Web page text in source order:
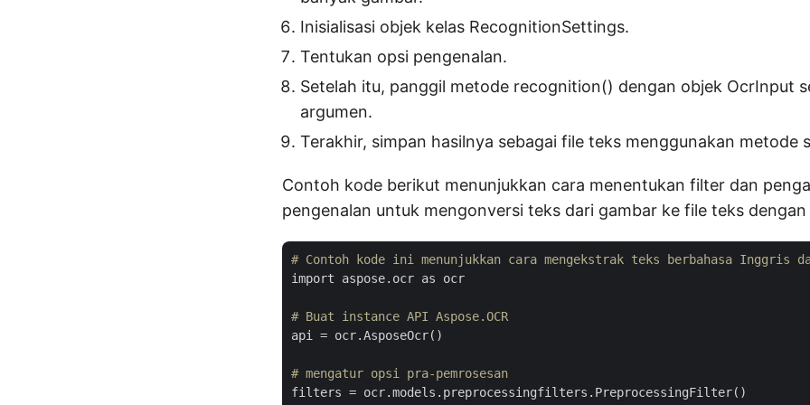
Inisialisasi objek kelas RecognitionSettings.
Tentukan opsi pengenalan.
Setelah itu, panggil metode recognition() dengan objek OcrInput
argumen.
Terakhir, simpan hasilnya sebagai file teks menggunakan metode
Contoh kode berikut menunjukkan cara menentukan filter dan
pengenalan untuk mengonversi teks dari gambar ke file teks
# Contoh kode ini menunjukkan cara mengekstrak teks berbahasa Inggris
import aspose.ocr as ocr
# Buat instance API Aspose.OCR
api = ocr.AsposeOcr()
# mengatur opsi pra-pemrosesan
filters = ocr.models.preprocessingfilters.PreprocessingFilter()